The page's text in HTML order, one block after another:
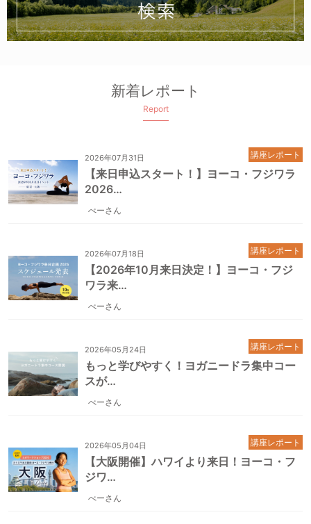
新着レポート
Report
2026年07月31日
【来日申込スタート！】ヨーコ・フジワラ
2026…
べーさん
講座レポート
2026年07月18日
【2026年10月来日決定！】ヨーコ・フジ
ワラ来…
べーさん
講座レポート
2026年05月24日
もっと学びやすく！ヨガニードラ集中コー
スが…
べーさん
講座レポート
2026年05月04日
【大阪開催】ハワイより来日！ヨーコ・フ
ジワ…
べーさん
講座レポート